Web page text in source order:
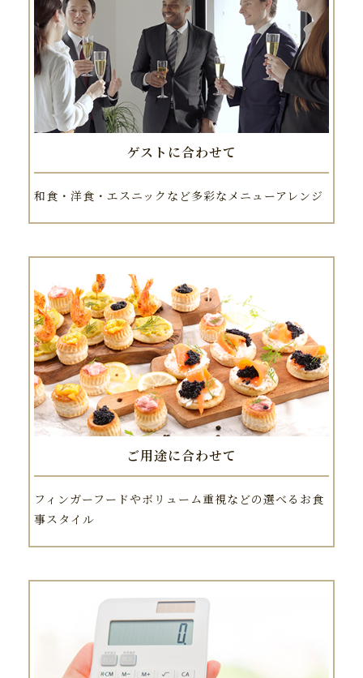
ゲストに合わせて
和食・洋食・エスニックなど多彩なメニューアレンジ
ご用途に合わせて
フィンガーフードやボリューム重視などの選べるお食
事スタイル